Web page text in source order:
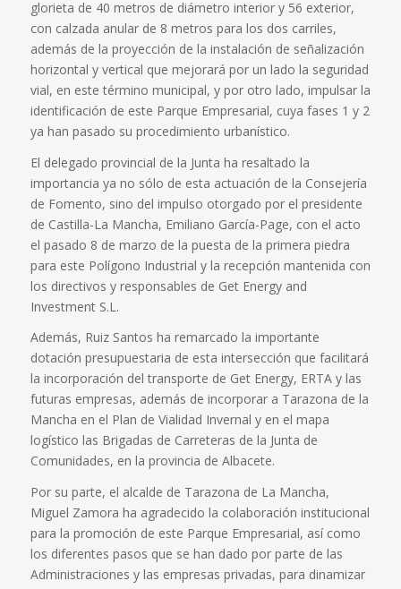
glorieta de 40 metros de diámetro interior y 56 exterior,
con calzada anular de 8 metros para los dos carriles,
además de la proyección de la instalación de señalización
horizontal y vertical que mejorará por un lado la seguridad
vial, en este término municipal, y por otro lado, impulsar la
identificación de este Parque Empresarial, cuya fases 1 y 2
ya han pasado su procedimiento urbanístico.
El delegado provincial de la Junta ha resaltado la
importancia ya no sólo de esta actuación de la Consejería
de Fomento, sino del impulso otorgado por el presidente
de Castilla-La Mancha, Emiliano García-Page, con el acto
el pasado 8 de marzo de la puesta de la primera piedra
para este Polígono Industrial y la recepción mantenida con
los directivos y responsables de Get Energy and
Investment S.L.
Además, Ruiz Santos ha remarcado la importante
dotación presupuestaria de esta intersección que facilitará
la incorporación del transporte de Get Energy, ERTA y las
futuras empresas, además de incorporar a Tarazona de la
Mancha en el Plan de Vialidad Invernal y en el mapa
logístico las Brigadas de Carreteras de la Junta de
Comunidades, en la provincia de Albacete.
Por su parte, el alcalde de Tarazona de La Mancha,
Miguel Zamora ha agradecido la colaboración institucional
para la promoción de este Parque Empresarial, así como
los diferentes pasos que se han dado por parte de las
Administraciones y las empresas privadas, para dinamizar